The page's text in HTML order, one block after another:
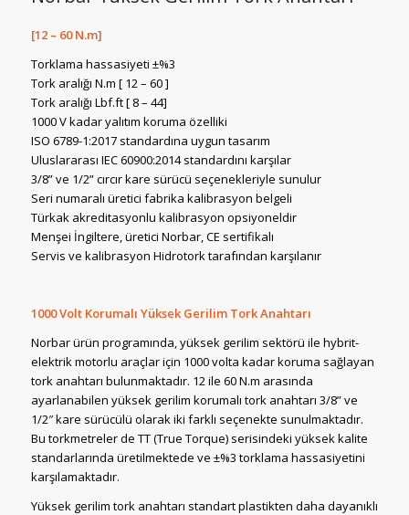
[12 – 60 N.m]
Torklama hassasiyeti ±%3
Tork aralığı N.m [ 12 – 60 ]
Tork aralığı Lbf.ft [ 8 – 44]
1000 V kadar yalıtım koruma özelliki
ISO 6789-1:2017 standardına uygun tasarım
Uluslararası IEC 60900:2014 standardını karşılar
3/8” ve 1/2” cırcır kare sürücü seçenekleriyle sunulur
Seri numaralı üretici fabrika kalibrasyon belgeli
Türkak akreditasyonlu kalibrasyon opsiyoneldir
Menşei İngiltere, üretici Norbar, CE sertifikalı
Servis ve kalibrasyon Hidrotork tarafından karşılanır
1000 Volt Korumalı Yüksek Gerilim Tork Anahtarı
Norbar ürün programında, yüksek gerilim sektörü ile hybrit-
elektrik motorlu araçlar için 1000 volta kadar koruma sağlayan
tork anahtarı bulunmaktadır. 12 ile 60 N.m arasında
ayarlanabilen yüksek gerilim korumalı tork anahtarı 3/8” ve
1/2″ kare sürücülü olarak iki farklı seçenekte sunulmaktadır.
Bu torkmetreler de TT (True Torque) serisindeki yüksek kalite
standarlarında üretilmektede ve ±%3 torklama hassasiyetini
karşılamaktadır.
Yüksek gerilim tork anahtarı standart plastikten daha dayanıklı